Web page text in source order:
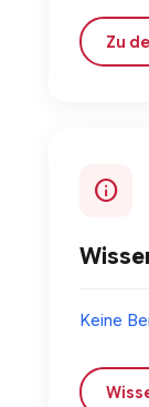
Zu
info
Keine